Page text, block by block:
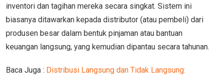
inventori dan tagihan mereka secara singkat. Sistem ini
biasanya ditawarkan kepada distributor (atau pembeli) dari
produsen besar dalam bentuk pinjaman atau bantuan
keuangan langsung, yang kemudian dipantau secara tahunan.
Baca Juga : Distribusi Langsung dan Tidak Langsung: